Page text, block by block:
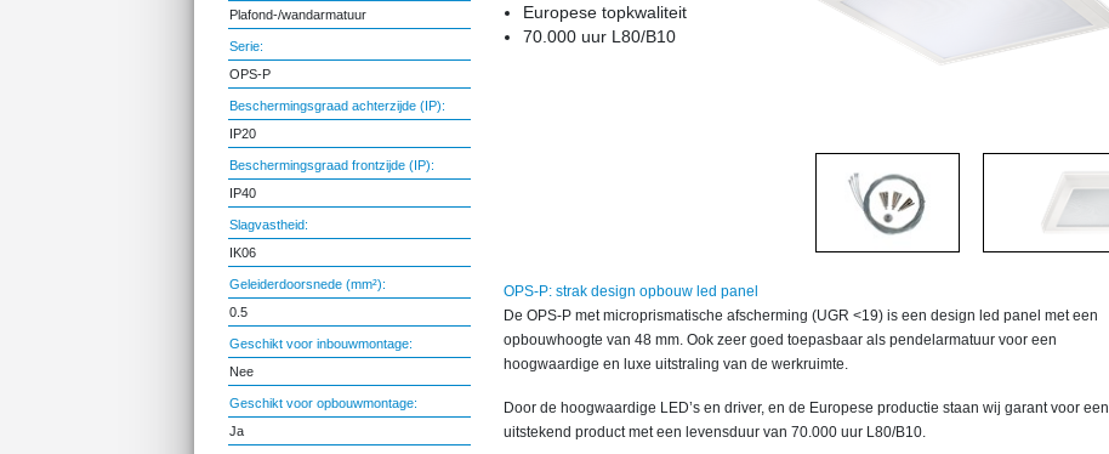
Plafond-/wandarmatuur
Serie:
OPS-P
Beschermingsgraad achterzijde (IP):
IP20
Beschermingsgraad frontzijde (IP):
IP40
Slagvastheid:
IK06
Geleiderdoorsnede (mm²):
0.5
Geschikt voor inbouwmontage:
Nee
Geschikt voor opbouwmontage:
Ja
Europese topkwaliteit
70.000 uur L80/B10
OPS-P: strak design opbouw led panel
De OPS-P met microprismatische afscherming (UGR <19) is een design led panel met een
opbouwhoogte van 48 mm. Ook zeer goed toepasbaar als pendelarmatuur voor een
hoogwaardige en luxe uitstraling van de werkruimte.
Door de hoogwaardige LED’s en driver, en de Europese productie staan wij garant voor een
uitstekend product met een levensduur van 70.000 uur L80/B10.